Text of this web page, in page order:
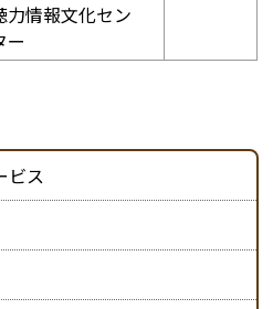
力情報文化セン
ー
ビス